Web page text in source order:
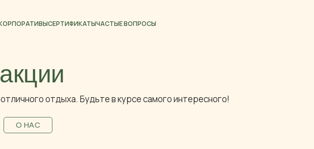
СЕРТИФИКАТЫЧАСТЫЕ ВОПРОСЫ
отдыха. Будьте в курсе самого интересного!
О НАС